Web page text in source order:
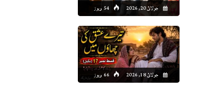
جولائ 20, 2026 54 ویوز
جولائ 18, 2026 66 ویوز